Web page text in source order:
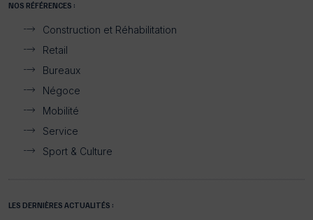
NOS RÉFÉRENCES :
Construction et Réhabilitation
Retail
Bureaux
Négoce
Mobilité
Service
Sport & Culture
LES DERNIÈRES ACTUALITÉS :